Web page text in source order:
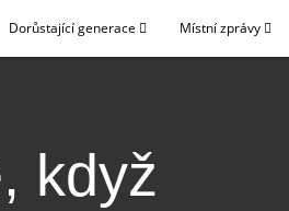
Dorůstající generace Místní zprávy
když